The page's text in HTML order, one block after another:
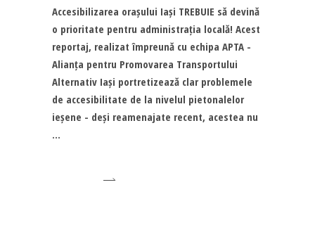
Accesibilizarea orașului Iași TREBUIE să devină
o prioritate pentru administrația locală! Acest
reportaj, realizat împreună cu echipa APTA -
Alianța pentru Promovarea Transportului
Alternativ Iași portretizează clar problemele
de accesibilitate de la nivelul pietonalelor
ieșene - deși reamenajate recent, acestea nu